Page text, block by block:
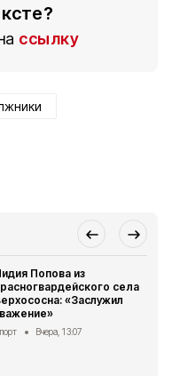
ссылку
Попова из
села
«Заслужил
Вчера, 13:07